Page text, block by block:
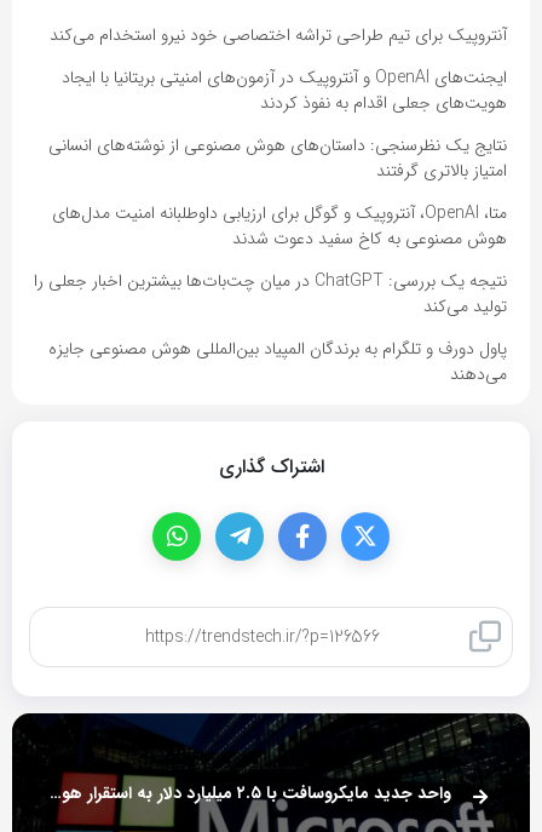
آنتروپیک برای تیم طراحی تراشه اختصاصی خود نیرو استخدام می‌کند
ایجنت‌های OpenAI و آنتروپیک در آزمون‌های امنیتی بریتانیا با ایجاد
هویت‌های جعلی اقدام به نفوذ کردند
نتایج یک نظرسنجی: داستان‌های هوش مصنوعی از نوشته‌های انسانی
امتیاز بالاتری گرفتند
متا، OpenAI، آنتروپیک و گوگل برای ارزیابی داوطلبانه امنیت مدل‌های
هوش مصنوعی به کاخ سفید دعوت شدند
نتیجه یک بررسی: ChatGPT در میان چت‌بات‌ها بیشترین اخبار جعلی را
تولید می‌کند
پاول دورف و تلگرام به برندگان المپیاد بین‌المللی هوش مصنوعی جایزه
می‌دهند
اشتراک گذاری
واحد جدید مایکروسافت با ۲.۵ میلیارد دلار به استقرار هوش مصنوعی در شرکت‌ها کمک می‌کند